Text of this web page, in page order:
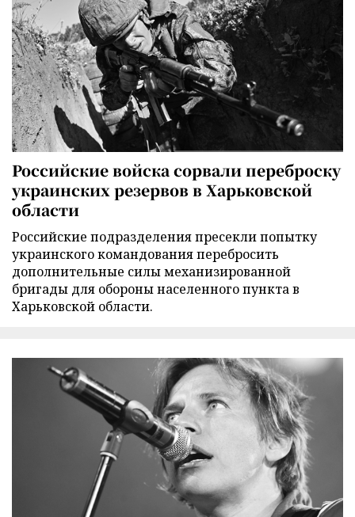
Российские войска сорвали переброску
украинских резервов в Харьковской
области
Российские подразделения пресекли попытку
украинского командования перебросить
дополнительные силы механизированной
бригады для обороны населенного пункта в
Харьковской области.